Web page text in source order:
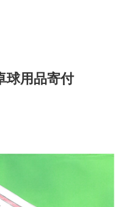
球用品寄付